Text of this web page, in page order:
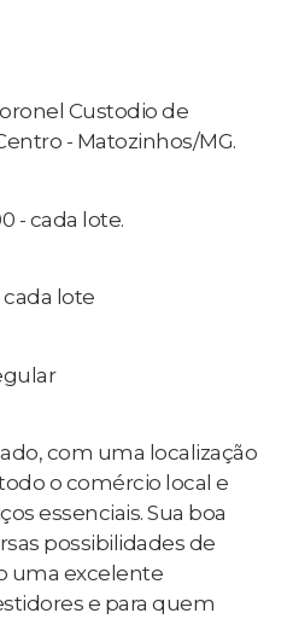
Custodio de
- Matozinhos/MG.
- cada lote.
cada lote
com uma localização
o comércio local e
essenciais. Sua boa
possibilidades de
uma excelente
e para quem